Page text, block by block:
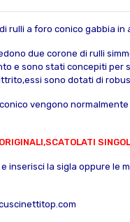
rulli a foro conico gabbia in
due corone di rulli
e sono stati concepiti per
sono dotati di
vengono
inserisci la sigla oppure le